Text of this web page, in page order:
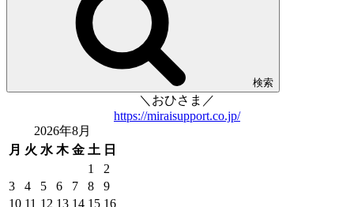
検索
＼おひさま／
https://miraisupport.co.jp/
2026年8月
月 火 水 木 金 土 日
1
2
3
4 5 6 7 8
9
10 11 12 13 14 15 16